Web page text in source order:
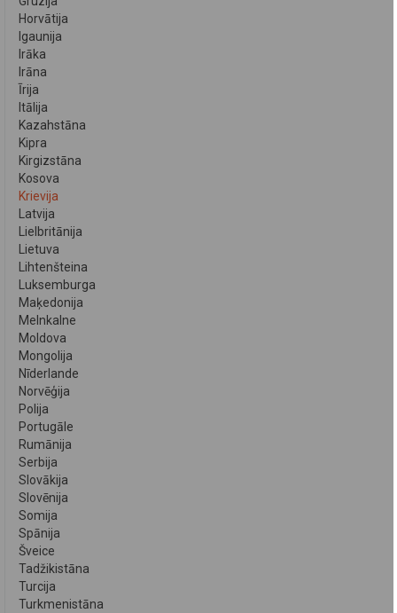
Horvātija
Igaunija
Irāka
Irāna
Īrija
Itālija
Kazahstāna
Kipra
Kirgizstāna
Kosova
Krievija
Latvija
Lielbritānija
Lietuva
Lihtenšteina
Luksemburga
Maķedonija
Melnkalne
Moldova
Mongolija
Nīderlande
Norvēģija
Polija
Portugāle
Rumānija
Serbija
Slovākija
Slovēnija
Somija
Spānija
Šveice
Tadžikistāna
Turcija
Turkmenistāna